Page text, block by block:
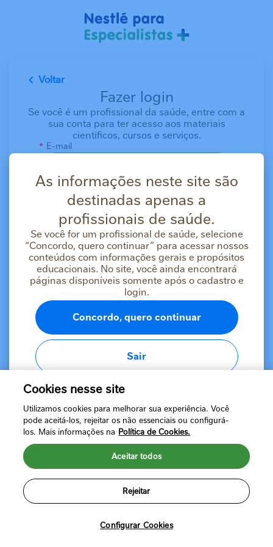
Voltar
Fazer login
Se você é um profissional da saúde, entre com a
sua conta para ter acesso aos materiais
científicos, cursos e serviços.
E-mail
Mantenha-me conectado por 14 dias em vez
de 20 minutos.
Esqueci minha senha
Fazer login
Ainda não tem uma conta?
As informações neste site são
destinadas apenas a
profissionais de saúde.
Se você for um profissional de saúde, selecione
“Concordo, quero continuar” para acessar nossos
conteúdos com informações gerais e propósitos
educacionais. No site, você ainda encontrará
páginas disponíveis somente após o cadastro e
login.
Concordo, quero continuar
Sair
Política de Privacidade
©2024 Nestlé Brasil Ltda. Todos os direitos reservados. Marcas
Cookies nesse site
Utilizamos cookies para melhorar sua experiência. Você
pode aceitá-los, rejeitar os não essenciais ou configurá-
los. Mais informações na Política de Cookies.
Configurar Cookies
Rejeitar
Aceitar todos